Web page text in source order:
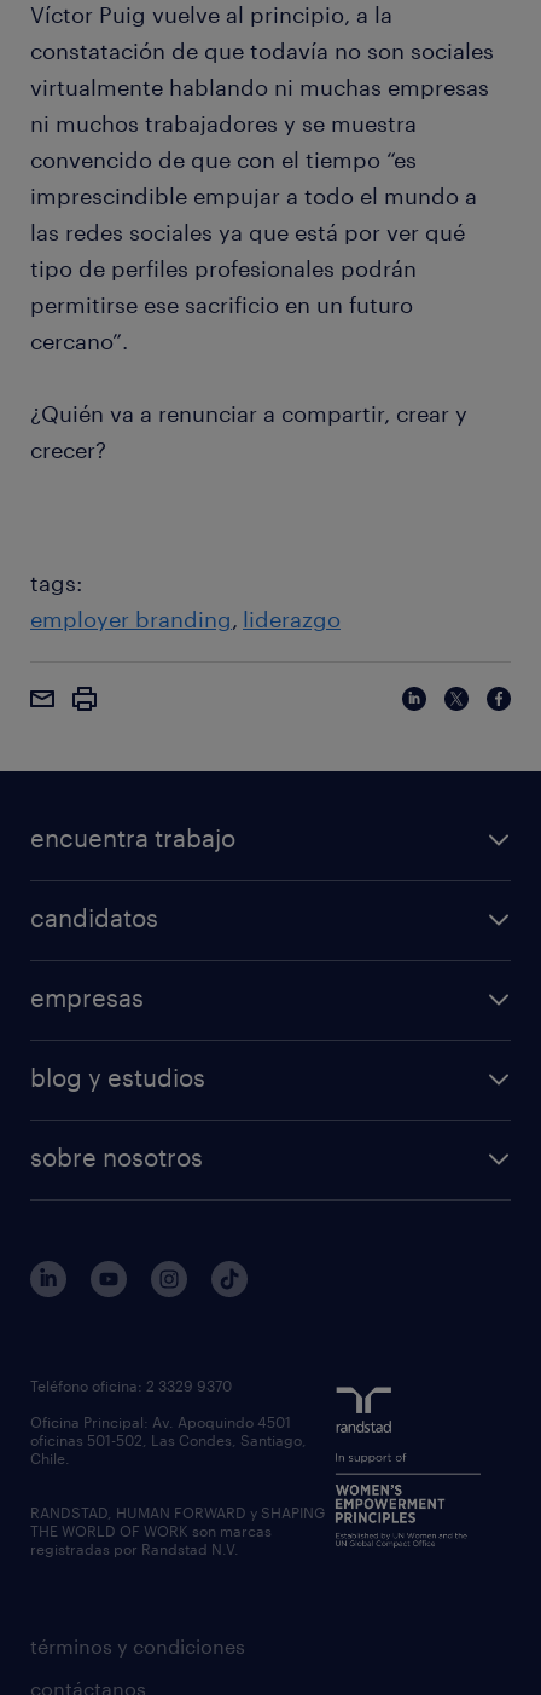
Víctor Puig vuelve al principio, a la
constatación de que todavía no son sociales
virtualmente hablando ni muchas empresas
ni muchos trabajadores y se muestra
convencido de que con el tiempo “es
imprescindible empujar a todo el mundo a
las redes sociales ya que está por ver qué
tipo de perfiles profesionales podrán
permitirse ese sacrificio en un futuro
cercano”.
¿Quién va a renunciar a compartir, crear y
crecer?​
tags:
employer branding liderazgo
encuentra trabajo
candidatos
empresas
blog y estudios
sobre nosotros
términos y condiciones
contáctanos
Teléfono oficina: 2 3329 9370
Oficina Principal: Av. Apoquindo 4501
oficinas 501-502, Las Condes, Santiago,
Chile.
RANDSTAD, HUMAN FORWARD y SHAPING
THE WORLD OF WORK son marcas
registradas por Randstad N.V.